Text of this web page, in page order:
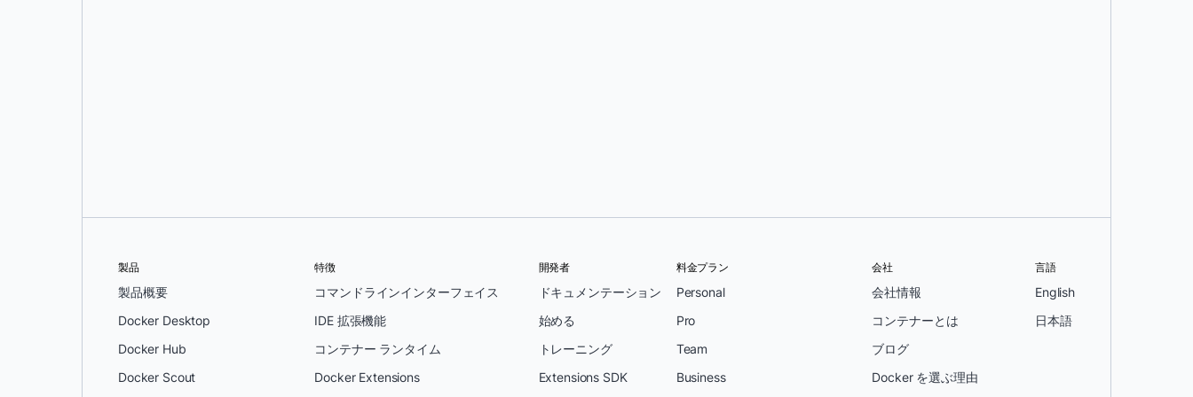
製品
製品概要
Docker Desktop
Docker Hub
Docker Scout
特徴
コマンドラインインターフェイス
IDE 拡張機能
コンテナー ランタイム
Docker Extensions
開発者
ドキュメンテーション
始める
トレーニング
Extensions SDK
料金プラン
Personal
Pro
Team
Business
会社
会社情報
コンテナーとは
ブログ
Docker を選ぶ理由
言語
English
日本語